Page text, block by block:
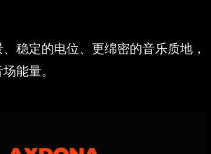
稳定的电位、更绵密的音乐质地，
能量。